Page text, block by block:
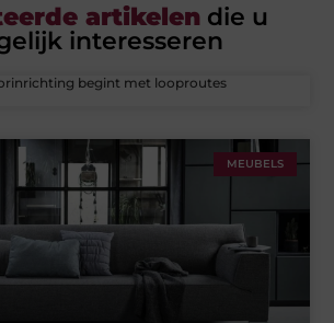
artikelen die u
interesseren
begint met looproutes
MEUBELS